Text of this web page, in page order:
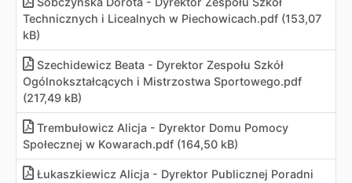
Technicznych i Licealnych w Piechowicach.pdf (153,07
kB)
Szechidewicz Beata - Dyrektor Zespołu Szkół
Ogólnokształcących i Mistrzostwa Sportowego.pdf
(217,49 kB)
Trembułowicz Alicja - Dyrektor Domu Pomocy
Społecznej w Kowarach.pdf (164,50 kB)
Łukaszkiewicz Alicja - Dyrektor Publicznej Poradni